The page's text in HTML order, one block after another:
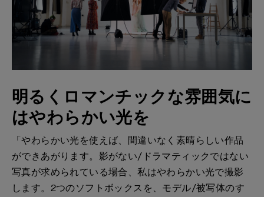
明るくロマンチックな雰囲気に
はやわらかい光を
「やわらかい光を使えば、間違いなく素晴らしい作品
ができあがります。影がない/ドラマティックではない
写真が求められている場合、私はやわらかい光で撮影
します。2つのソフトボックスを、モデル/被写体のす